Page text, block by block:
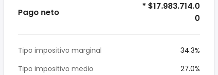
Pago neto
* $17.983.714.0
0
Tipo impositivo marginal
34.3%
Tipo impositivo medio
27.0%